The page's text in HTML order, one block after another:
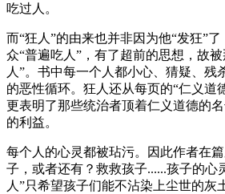
吃过人。
而“狂人”的由来也并非因为他“发狂”
众“普遍吃人”，有了超前的思想，故
人”。书中每一个人都小心、猜疑、残
的恶性循环。狂人还从每页的“仁义道
更表明了那些统治者顶着仁义道德的
的利益。
每个人的心灵都被玷污。因此作者在
子，或者还有？救救孩子......孩子的心
人”只希望孩子们能不沾染上尘世的灰